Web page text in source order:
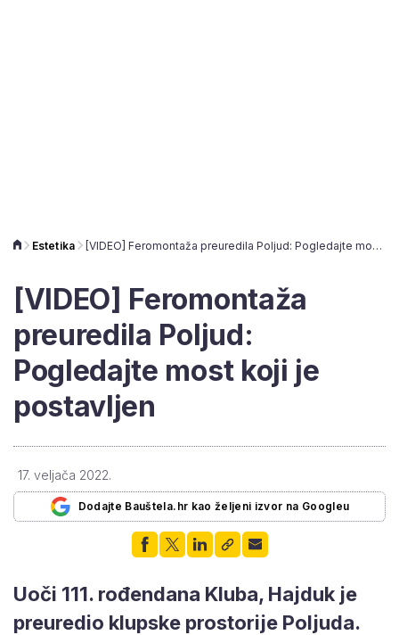
Estetika [VIDEO] Feromontaža preuredila Poljud: Pogledajte most koji je postavljen
[VIDEO] Feromontaža
preuredila Poljud:
Pogledajte most koji je
postavljen
17. veljača 2022.
Dodajte Bauštela.hr kao željeni izvor na Googleu
Uoči 111. rođendana Kluba, Hajduk je
preuredio klupske prostorije Poljuda.